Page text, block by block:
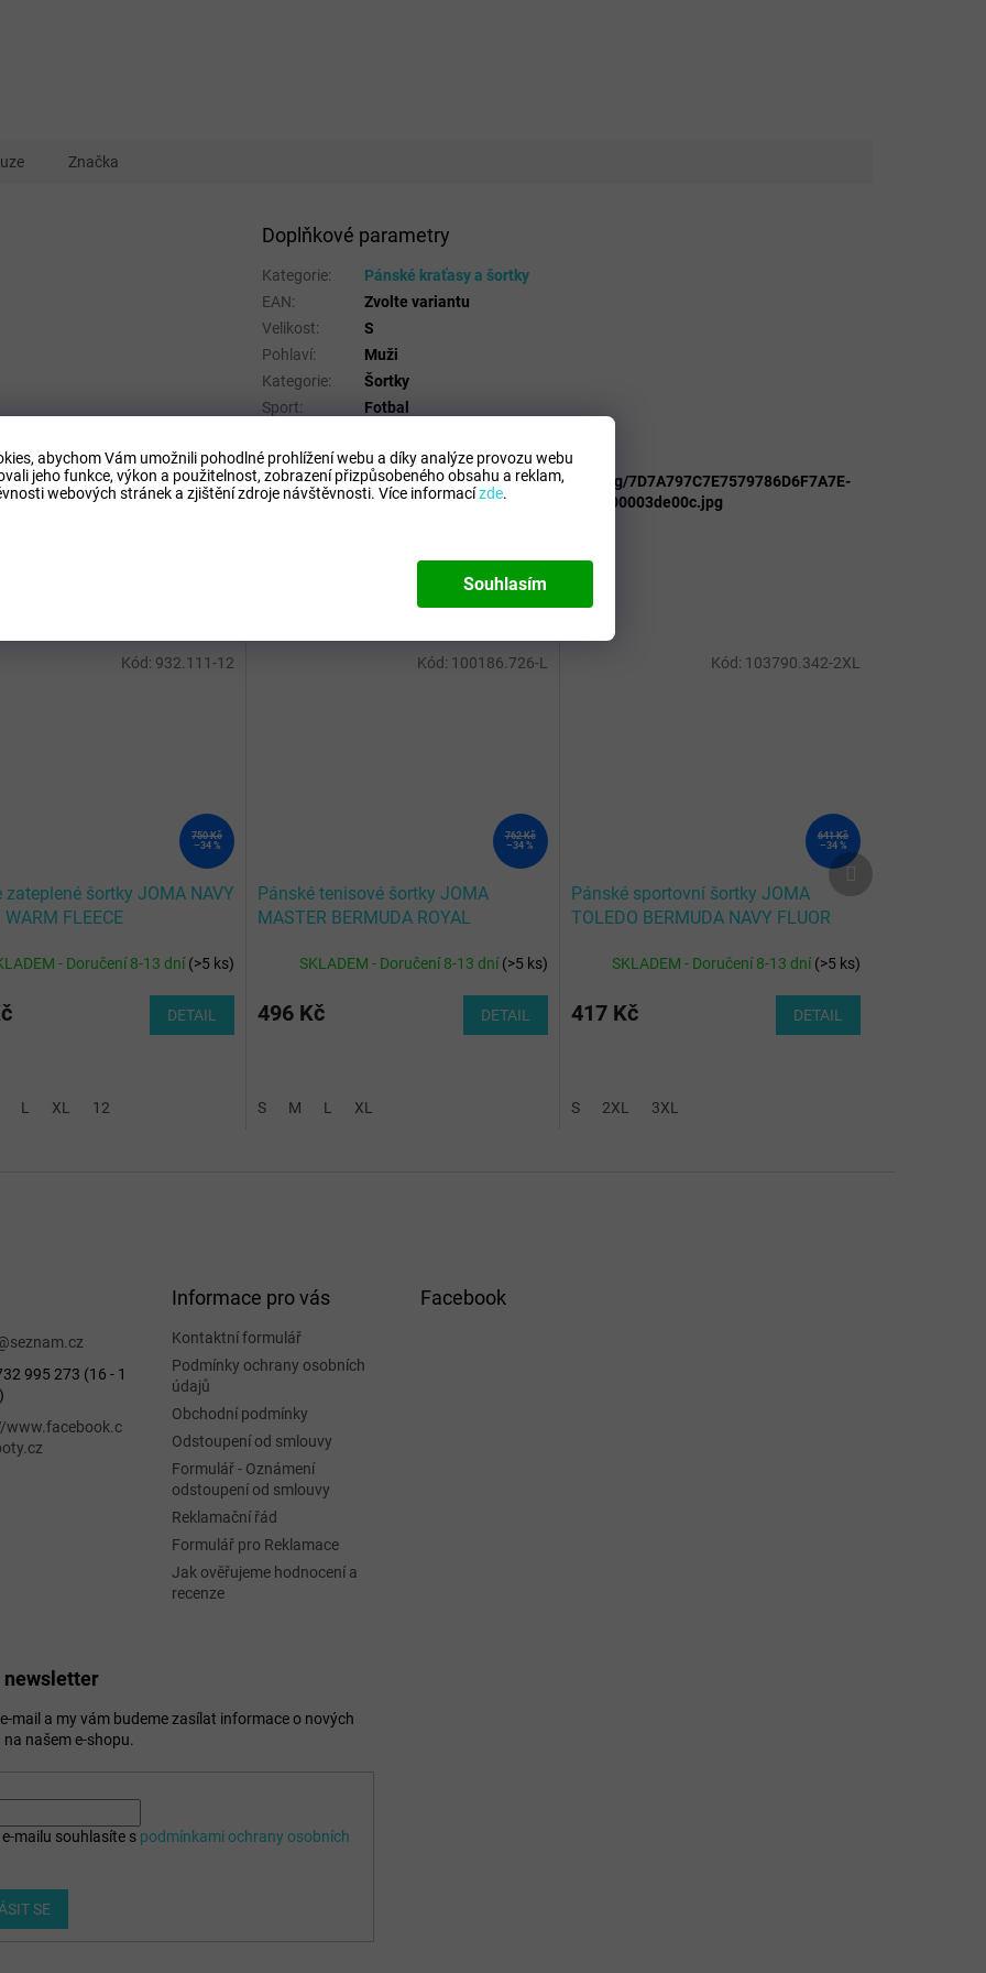
abychom Vám umožnili pohodlné prohlížení webu a díky analýze provozu webu
jeho funkce, výkon a použitelnost, zobrazení přizpůsobeného obsahu a reklam,
webových stránek a zjištění zdroje návštěvnosti. Více informacízde.
Souhlasím
750 Kč
–34 %
zateplené šortky JOMA NAVY
WARM FLEECE
- Doručení 8-13 dní(>5 ks)
DETAIL
L XL 12
Kód: 932.111-12
762 Kč
–34 %
Pánské tenisové šortky JOMA
MASTER BERMUDA ROYAL
SKLADEM - Doručení 8-13 dní(>5 ks)
496 Kč DETAIL
S M L XL
Kód: 100186.726-L
641 Kč
–34 %
Pánské sportovní šortky JOMA
TOLEDO BERMUDA NAVY FLUOR
SKLADEM - Doručení 8-13 dní(>5 ks)
417 Kč DETAIL
S 2XL 3XL
Kód: 103790.342-2XL
Další
Značka
Doplňkové parametry
Kategorie:
Pánské kraťasy a šortky
EAN:
Zvolte variantu
Velikost:
S
Pohlaví:
Muži
Kategorie:
Šortky
Sport:
Fotbal
složení:
Fotografie:
https://b2b.levelsportkoncept.cz/img/7D7A797C7E7579786D6F7A7E-
6B5C5A5A5A5A5D6E6F5A5A6D-a200003de00c.jpg
seznam.cz
995 273 (16 - 1
www.facebook.c
Informace pro vás
Kontaktní formulář
Podmínky ochrany osobních
údajů
Obchodní podmínky
Odstoupení od smlouvy
Formulář - Oznámení
odstoupení od smlouvy
Reklamační řád
Formulář pro Reklamace
Jak ověřujeme hodnocení a
recenze
Facebook
newsletter
mail a my vám budeme zasílat informace o nových
našem e-shopu.
mailu souhlasíte s podmínkami ochrany osobních
SE